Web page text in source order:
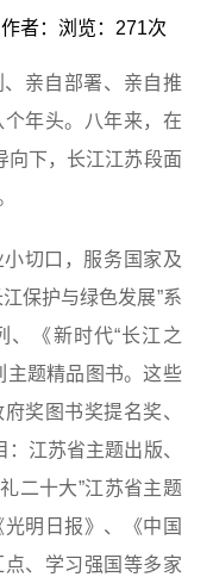
作者： 浏览： 271次
亲自部署、亲自推
年头。八年来，在
向下，长江江苏段面
切口，服务国家及
保护与绿色发展”系
、《新时代“长江之
主题精品图书。这些
奖图书奖提名奖、
江苏省主题出版、
二十大”江苏省主题
明日报》、《中国
、学习强国等多家